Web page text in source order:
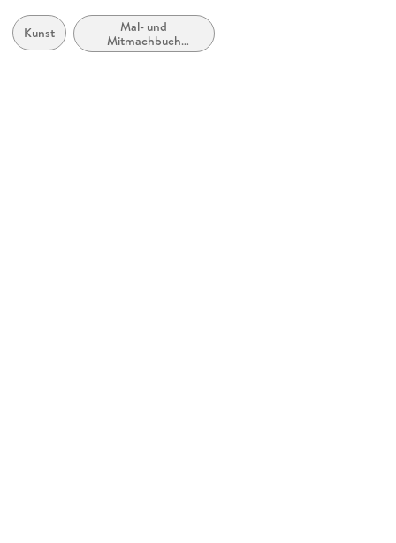
Produktart
gebunden
Kunst
Mal- und
Mitmachbuch
(Erwachsene)